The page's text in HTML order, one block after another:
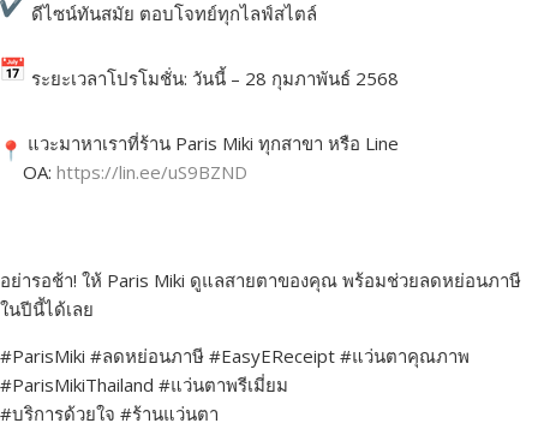
ดีไซน์ทันสมัย ตอบโจทย์ทุกไลฟ์สไตล์
ระยะเวลาโปรโมชั่น: วันนี้ – 28 กุมภาพันธ์ 2568
แวะมาหาเราที่ร้าน Paris Miki ทุกสาขา หรือ Line
OA: https://lin.ee/uS9BZND
อย่ารอช้า! ให้ Paris Miki ดูแลสายตาของคุณ พร้อมช่วยลดหย่อนภาษี
ในปีนี้ได้เลย
#ParisMiki #ลดหย่อนภาษี #EasyEReceipt #แว่นตาคุณภาพ
#ParisMikiThailand #แว่นตาพรีเมี่ยม
#บริการด้วยใจ #ร้านแว่นตา